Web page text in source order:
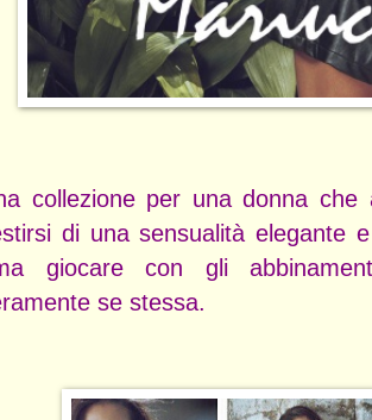
collezione per una donna
di una sensualità elegante
giocare con gli
se stessa.